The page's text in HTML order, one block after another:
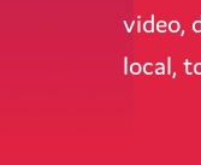
video,
local,